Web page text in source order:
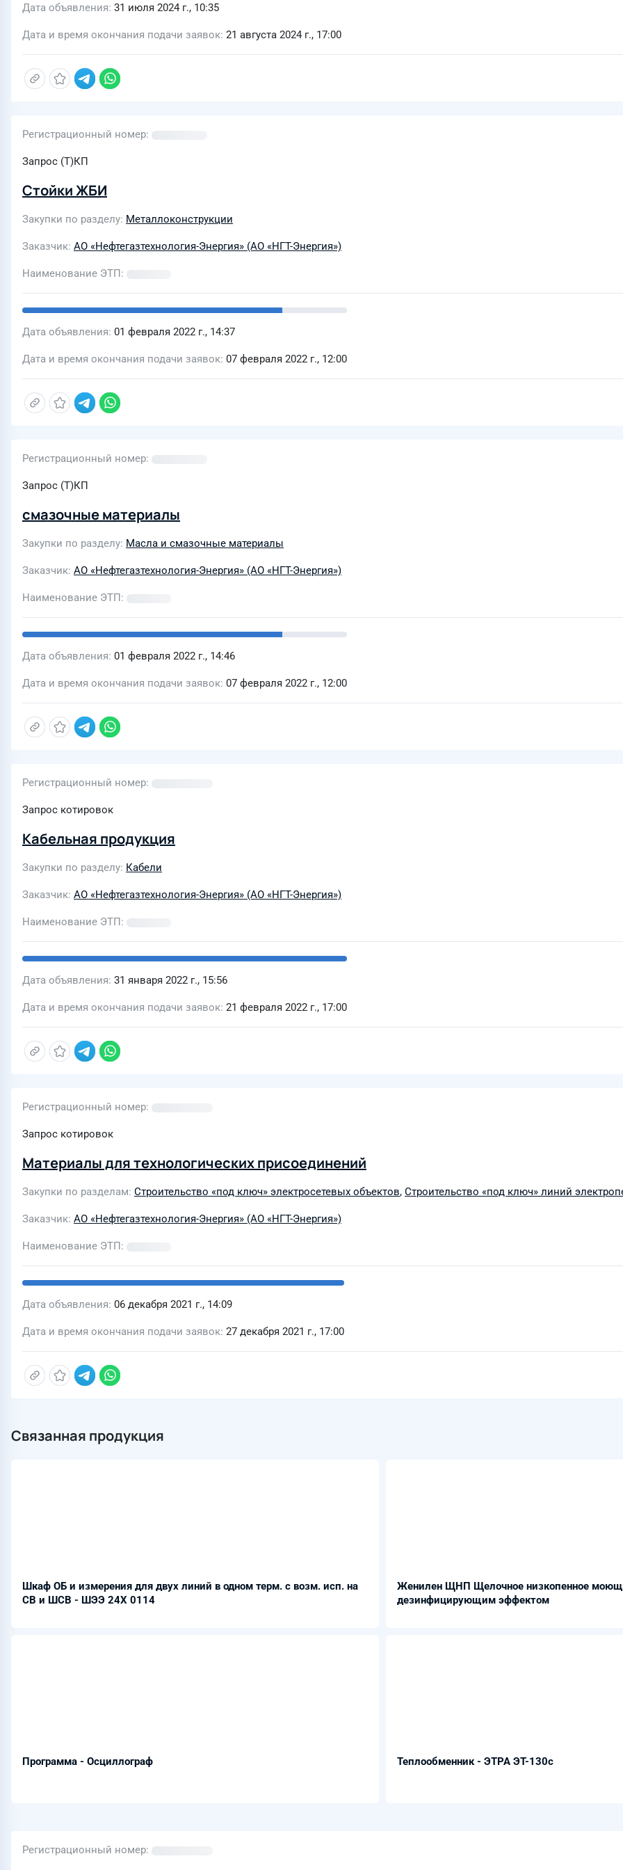
Дата объявления 31 июля 2024 г., 10:35
Дата и время окончания подачи заявок 21 августа 2024 г., 17:00
Регистрационный номер
Запрос (Т)КП
Стойки ЖБИ
Закупки по разделу Металлоконструкции
Заказчик АО «Нефтегазтехнология-Энергия» (АО «НГТ-Энергия»)
Наименование ЭТП
Дата объявления 01 февраля 2022 г., 14:37
Дата и время окончания подачи заявок 07 февраля 2022 г., 12:00
Регистрационный номер
Запрос (Т)КП
смазочные материалы
Закупки по разделу Масла и смазочные материалы
Заказчик АО «Нефтегазтехнология-Энергия» (АО «НГТ-Энергия»)
Наименование ЭТП
Дата объявления 01 февраля 2022 г., 14:46
Дата и время окончания подачи заявок 07 февраля 2022 г., 12:00
Регистрационный номер
Запрос котировок
Кабельная продукция
Закупки по разделу Кабели
Заказчик АО «Нефтегазтехнология-Энергия» (АО «НГТ-Энергия»)
Наименование ЭТП
Дата объявления 31 января 2022 г., 15:56
Дата и время окончания подачи заявок 21 февраля 2022 г., 17:00
Регистрационный номер
Запрос котировок
Материалы для технологических присоединений
Закупки по разделам Строительство «под ключ» электросетевых объектов, Строительство «под ключ» линий
Заказчик АО «Нефтегазтехнология-Энергия» (АО «НГТ-Энергия»)
Наименование ЭТП
Дата объявления 06 декабря 2021 г., 14:09
Дата и время окончания подачи заявок 27 декабря 2021 г., 17:00
Связанная продукция
Шкаф ОБ и измерения для двух линий в одном терм. с возм. исп. на
СВ и ШСВ - ШЭЭ 24Х 0114
Женилен ЩНП Щелочное низкопенное
дезинфицирующим эффектом
Программа - Осциллограф Теплообменник - ЭТРА ЭТ-130с
Регистрационный номер